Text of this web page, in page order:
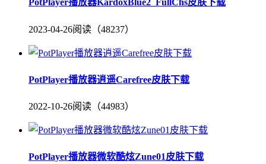
PotPlayer播放器KardoxBlue2_FullChs皮肤下载
2023-04-26阅读（48237）
PotPlayer播放器逍遥Carefree皮肤下载
2022-10-26阅读（44983）
PotPlayer播放器微软酷炫Zune01皮肤下载